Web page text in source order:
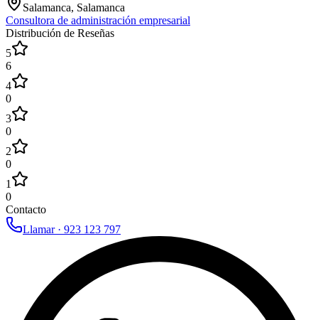
Salamanca, Salamanca
Consultora de administración empresarial
Distribución de Reseñas
5
6
4
0
3
0
2
0
1
0
Contacto
Llamar · 923 123 797